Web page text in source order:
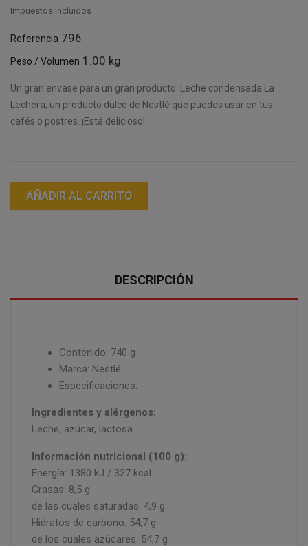
Impuestos incluidos
Referencia 796
Peso / Volumen 1.00 kg
Un gran envase para un gran producto. Leche condensada La
Lechera; un producto dulce de Nestlé que puedes usar en tus
cafés o postres. ¡Está delicioso!
AÑADIR AL CARRITO
DESCRIPCIÓN
Contenido: 740 g
Marca: Nestlé
Especificaciones: -
Ingredientes y alérgenos:
Leche, azúcar, lactosa.
Información nutricional (100 g):
Energía: 1380 kJ / 327 kcal
Grasas: 8,5 g
de las cuales saturadas: 4,9 g
Hidratos de carbono: 54,7 g
de los cuales azúcares: 54,7 g